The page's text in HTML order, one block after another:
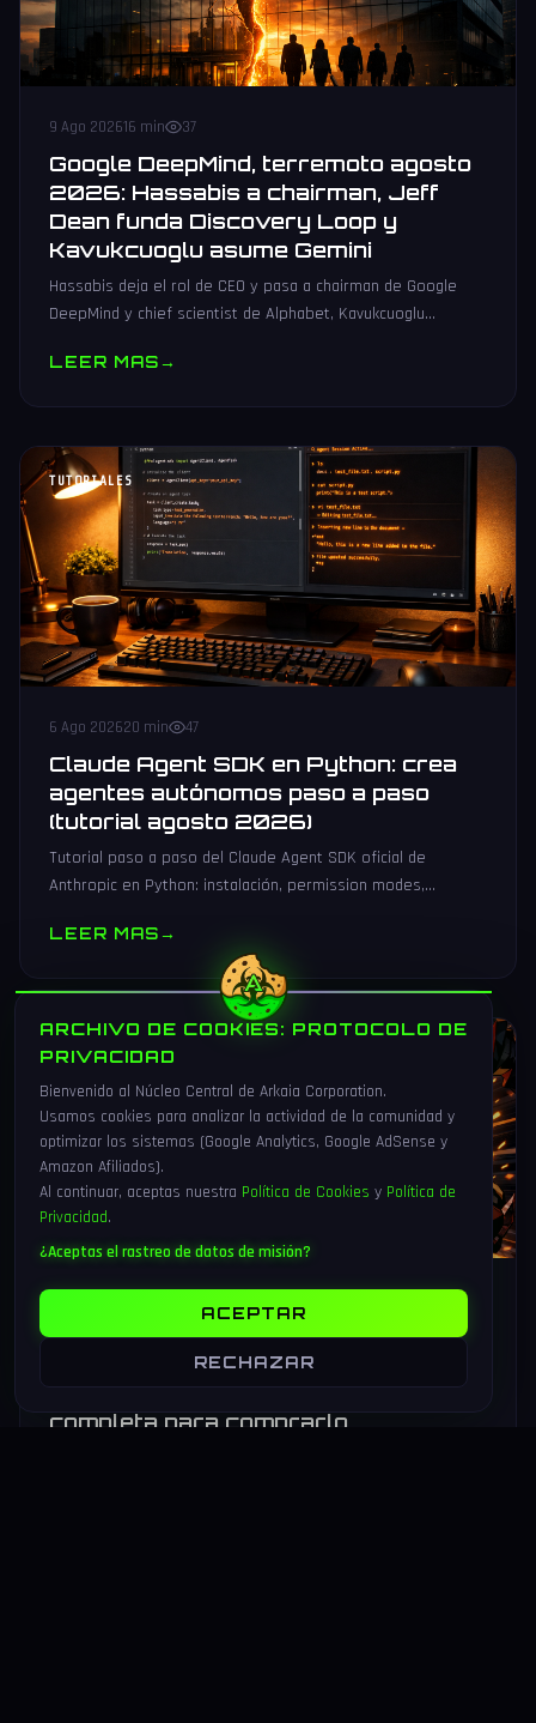
9 Ago 202616 min 37
Google DeepMind, terremoto agosto
2026: Hassabis a chairman, Jeff
Dean funda Discovery Loop y
Kavukcuoglu asume Gemini
Hassabis deja el rol de CEO y pasa a chairman de Google
DeepMind y chief scientist de Alphabet, Kavukcuoglu
Ghemawat, Vinyals y Le.
LEER MAS→
TUTORIALES
6 Ago 202620 min 47
Claude Agent SDK en Python: crea
agentes autónomos paso a paso
(tutorial agosto 2026)
Tutorial paso a paso del Claude Agent SDK oficial de
Anthropic en Python: instalación, permission modes,
producción.
LEER MAS→
VIDEOJUEGOS
Marvel Tōkon: Fighting Souls sale
hoy 6 de agosto 2026 — análisis del
4v4 de Arc System Works y guía
completa para comprarlo
ARCHIVO DE COOKIES: PROTOCOLO DE
PRIVACIDAD
Bienvenido al Núcleo Central de Arkaia Corporation.
Usamos cookies para analizar la actividad de la comunidad y
optimizar los sistemas (Google Analytics, Google AdSense y
Amazon Afiliados).
Al continuar, aceptas nuestra Política de Cookies y Política de
Privacidad.
¿Aceptas el rastreo de datos de misión?
ACEPTAR
RECHAZAR